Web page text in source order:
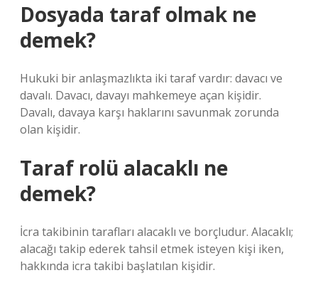
Dosyada taraf olmak ne
demek?
Hukuki bir anlaşmazlıkta iki taraf vardır: davacı ve
davalı. Davacı, davayı mahkemeye açan kişidir.
Davalı, davaya karşı haklarını savunmak zorunda
olan kişidir.
Taraf rolü alacaklı ne
demek?
İcra takibinin tarafları alacaklı ve borçludur. Alacaklı;
alacağı takip ederek tahsil etmek isteyen kişi iken,
hakkında icra takibi başlatılan kişidir.